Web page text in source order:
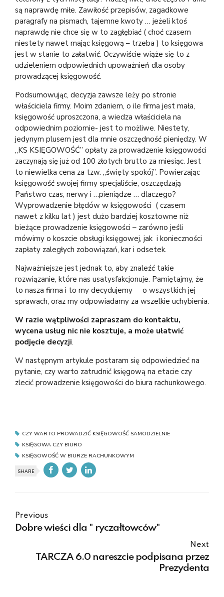
są naprawdę miłe. Zawiłość przepisów, zagadkowe
paragrafy na pismach, tajemne kwoty … jeżeli ktoś
naprawdę nie chce się w to zagłębiać ( choć czasem
niestety nawet mając księgową – trzeba ) to księgowa
jest w stanie to załatwić. Oczywiście wiąże się to z
udzieleniem odpowiednich upoważnień dla osoby
prowadzącej księgowość.
Podsumowując, decyzja zawsze leży po stronie
właściciela firmy. Moim zdaniem, o ile firma jest mała,
księgowość uproszczona, a wiedza właściciela na
odpowiednim poziomie- jest to możliwe. Niestety,
jedynym plusem jest dla mnie oszczędność pieniędzy. W
„KS KSIĘGOWOŚĆ” opłaty za prowadzenie księgowości
zaczynają się już od 100 złotych brutto za miesiąc. Jest
to niewielka cena za tzw. „święty spokój”. Powierzając
księgowość swojej firmy specjaliście, oszczędzają
Państwo czas, nerwy i …pieniądze … dlaczego?
Wyprowadzenie błędów w księgowości ( czasem
nawet z kilku lat ) jest dużo bardziej kosztowne niż
bieżące prowadzenie księgowości – zarówno jeśli
mówimy o koszcie obsługi księgowej, jak i konieczności
zapłaty zaległych zobowiązań, kar i odsetek.
Najważniejsze jest jednak to, aby znaleźć takie
rozwiązanie, które nas usatysfakcjonuje. Pamiętajmy, że
to nasza firma i to my decydujemy o wszystkich jej
sprawach, oraz my odpowiadamy za wszelkie uchybienia.
W razie wątpliwości zapraszam do kontaktu,
wycena usług nic nie kosztuje, a może ułatwić
podjęcie decyzji.
W następnym artykule postaram się odpowiedzieć na
pytanie, czy warto zatrudnić księgową na etacie czy
zlecić prowadzenie księgowości do biura rachunkowego.
CZY WARTO PROWADZIĆ KSIĘGOWOŚĆ SAMODZIELNIE
KSIĘGOWA CZY BIURO
KSIĘGOWOŚĆ W BIURZE RACHUNKOWYM
SHARE
Previous
Dobre wieści dla " ryczałtowców"
Next
TARCZA 6.0 nareszcie podpisana przez
Prezydenta